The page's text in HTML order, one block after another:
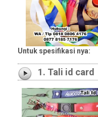
Untuk spesifikasi nya:
1. Tali id card